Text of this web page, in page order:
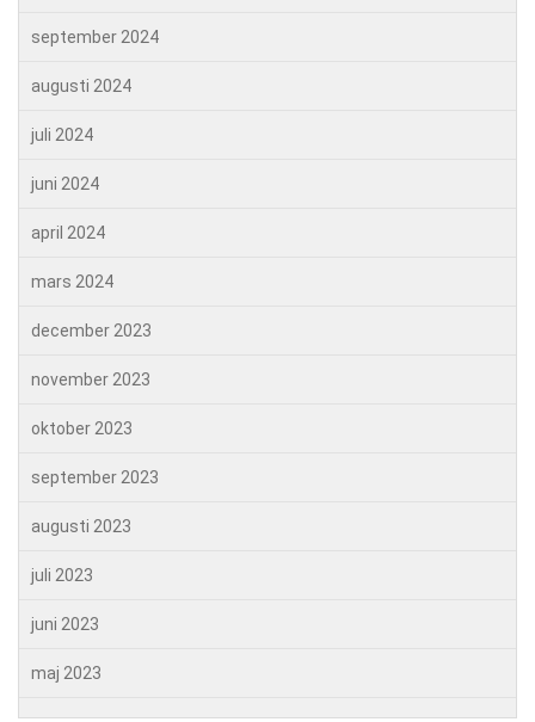
september 2024
augusti 2024
juli 2024
juni 2024
april 2024
mars 2024
december 2023
november 2023
oktober 2023
september 2023
augusti 2023
juli 2023
juni 2023
maj 2023